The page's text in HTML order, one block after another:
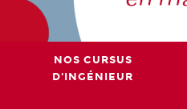
NOS CURSUS
D'INGÉNIEUR